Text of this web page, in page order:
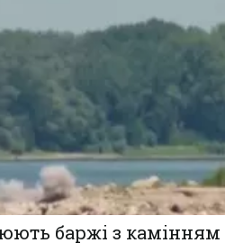
баржі з